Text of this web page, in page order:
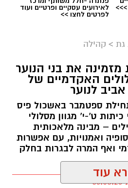
לאירועים עסקיים ופרטיים ועוד
לפרטים לחצו >>
גת > קהילה
מזמינה את בני הנוער
האקדמיים של
לנוער
ספטמבר באשכול פיס
כיתות ט'-י' מגוון מסלולי
– מבינה מלאכותית
ואמנויות, עם אפשרות
ואף המרה לבגרות בחלק
עוד